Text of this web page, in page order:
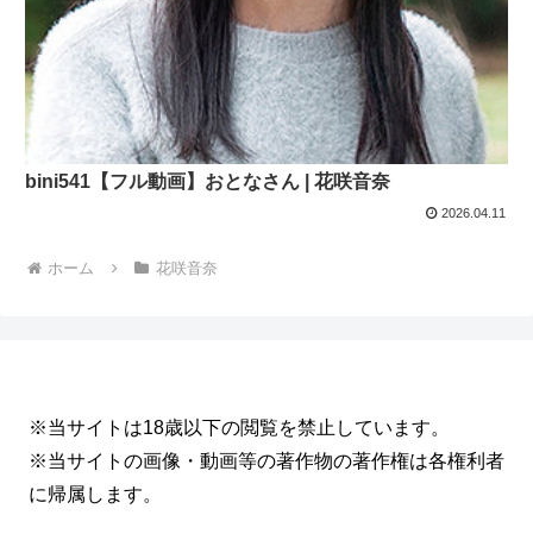
bini541【フル動画】おとなさん | 花咲音奈
2026.04.11
ホーム 花咲音奈
※当サイトは18歳以下の閲覧を禁止しています。
※当サイトの画像・動画等の著作物の著作権は各権利者
に帰属します。